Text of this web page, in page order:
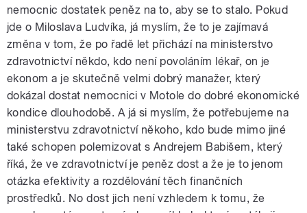
nemocnic dostatek peněz na to, aby se to stalo. Pokud
jde o Miloslava Ludvíka, já myslím, že to je zajímavá
změna v tom, že po řadě let přichází na ministerstvo
zdravotnictví někdo, kdo není povoláním lékař, on je
ekonom a je skutečně velmi dobrý manažer, který
dokázal dostat nemocnici v Motole do dobré ekonomické
kondice dlouhodobě. A já si myslím, že potřebujeme na
ministerstvu zdravotnictví někoho, kdo bude mimo jiné
také schopen polemizovat s Andrejem Babišem, který
říká, že ve zdravotnictví je peněz dost a že je to jenom
otázka efektivity a rozdělování těch finančních
prostředků. No dost jich není vzhledem k tomu, že